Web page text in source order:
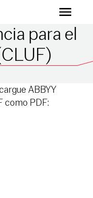
Menu
para el
ABBYY
como PDF: